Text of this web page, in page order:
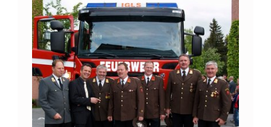
I
C
H
N
E
T